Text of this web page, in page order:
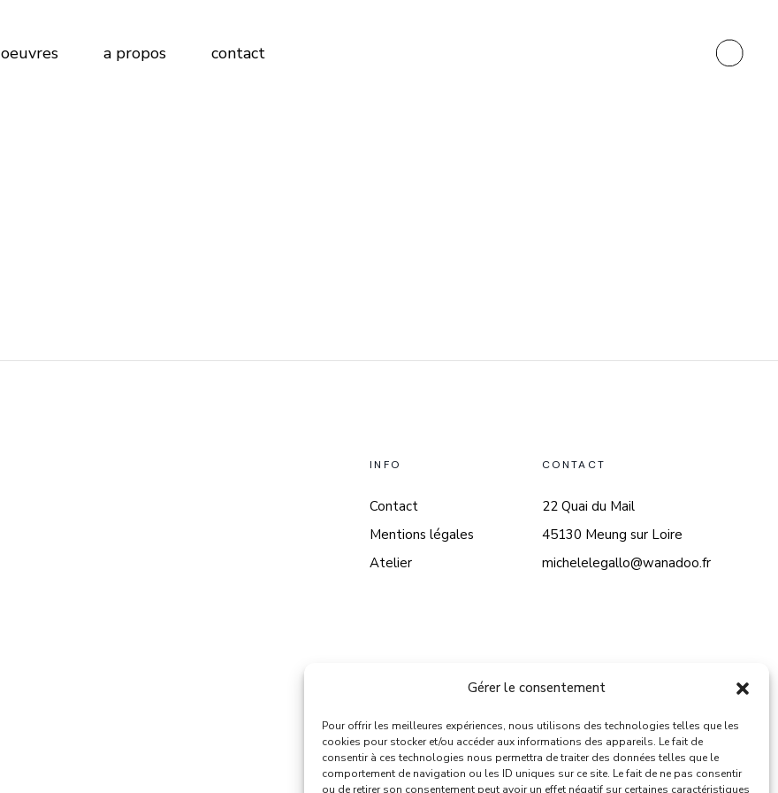
Gérer le consentement
Pour offrir les meilleures expériences, nous utilisons des technologies telles que les
cookies pour stocker et/ou accéder aux informations des appareils. Le fait de
consentir à ces technologies nous permettra de traiter des données telles que le
comportement de navigation ou les ID uniques sur ce site. Le fait de ne pas consentir
ou de retirer son consentement peut avoir un effet négatif sur certaines caractéristiques
oeuvres a propos contact
INFO
Contact
Mentions légales
Atelier
CONTACT
22 Quai du Mail
45130 Meung sur Loire
michelelegallo@wanadoo.fr